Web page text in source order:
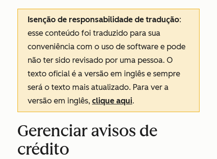
Isenção de responsabilidade de tradução:
esse conteúdo foi traduzido para sua
conveniência com o uso de software e pode
não ter sido revisado por uma pessoa. O
texto oficial é a versão em inglês e sempre
será o texto mais atualizado. Para ver a
versão em inglês, clique aqui.
Gerenciar avisos de
crédito